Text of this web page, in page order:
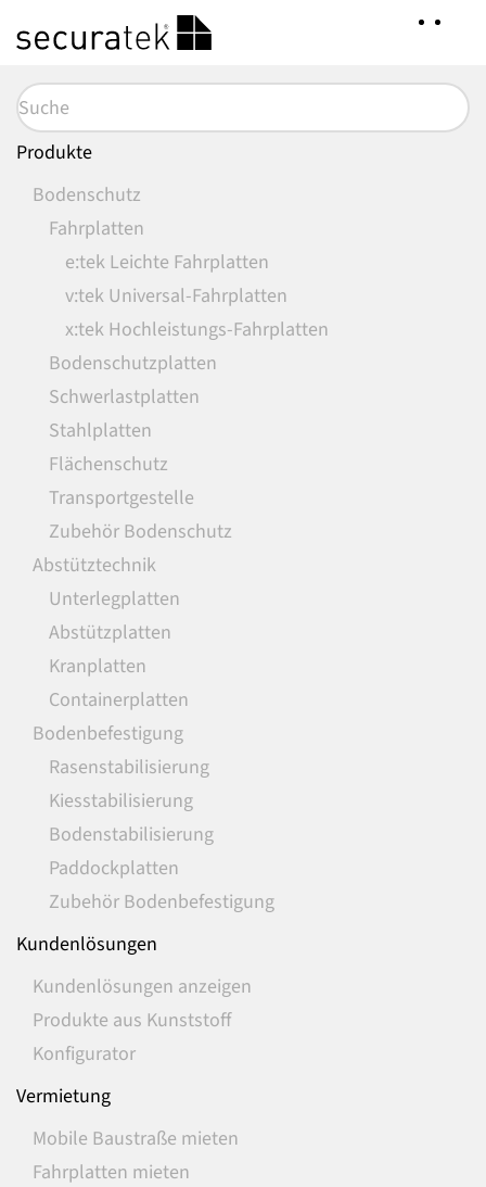
Hauptinhalt
springen
Produkte
Bodenschutz
Fahrplatten
e:tek Leichte Fahrplatten
v:tek Universal-Fahrplatten
x:tek Hochleistungs-Fahrplatten
Bodenschutzplatten
Schwerlastplatten
Stahlplatten
Flächenschutz
Transportgestelle
Zubehör Bodenschutz
Abstütztechnik
Unterlegplatten
Abstützplatten
Kranplatten
Containerplatten
Bodenbefestigung
Rasenstabilisierung
Kiesstabilisierung
Bodenstabilisierung
Paddockplatten
Zubehör Bodenbefestigung
Kundenlösungen
Kundenlösungen anzeigen
Produkte aus Kunststoff
Konfigurator
Vermietung
Mobile Baustraße mieten
Fahrplatten mieten